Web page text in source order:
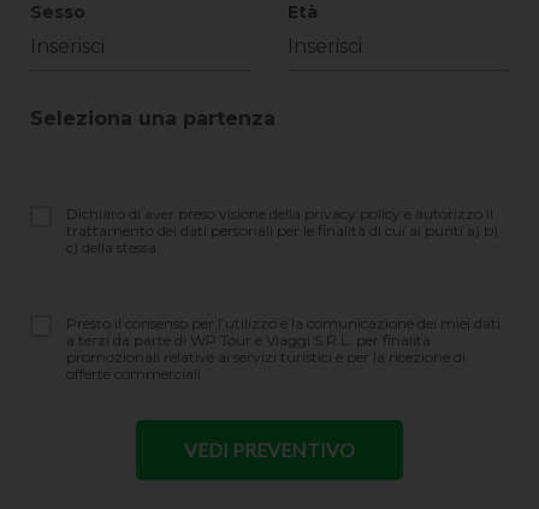
Sesso Età
Seleziona una partenza
Dichiaro di aver preso visione della privacy policy e autorizzo il
trattamento dei dati personali per le finalità di cui ai punti a) b)
c) della stessa.
Presto il consenso per l’utilizzo e la comunicazione dei miei dati
a terzi da parte di WP Tour e Viaggi S.R.L. per finalità
promozionali relative ai servizi turistici e per la ricezione di
offerte commerciali.